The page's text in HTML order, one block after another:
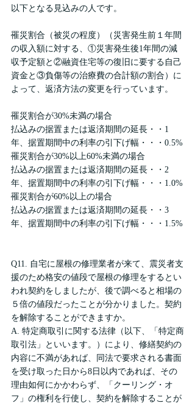
以下となる見込みの人です。
罹災割合（被災の程度）（災害発生前１年間
の収入額に対する、①災害発生後1年間の減
収予定額と②融資住宅等の復旧に要する自己
資金と③負傷等の治療費の合計額の割合）に
よって、返済方法の変更を行っています。
罹災割合が30%未満の場合
払込みの据置または返済期間の延長・・1
年、据置期間中の利率の引下げ幅・・・0.5%
罹災割合が30%以上60%未満の場合
払込みの据置または返済期間の延長・・2
年、据置期間中の利率の引下げ幅・・・1.0%
罹災割合が60%以上の場合
払込みの据置または返済期間の延長・・3
年、据置期間中の利率の引下げ幅・・・1.5%
Q11. 自宅に屋根の修理業者が来て、震災者支
援のため格安の値段で屋根の修理をするとい
われ契約をしましたが、後で調べると相場の
５倍の値段だったことが分かりました。契約
を解除することができますか。
A. 特定商取引に関する法律（以下、「特定商
取引法」といいます。）により、修繕契約の
内容に不満があれば、同法で要求される書面
を受け取った日から8日以内であれば、その
理由如何にかかわらず、「クーリング・オ
フ」の権利を行使し、契約を解除することが